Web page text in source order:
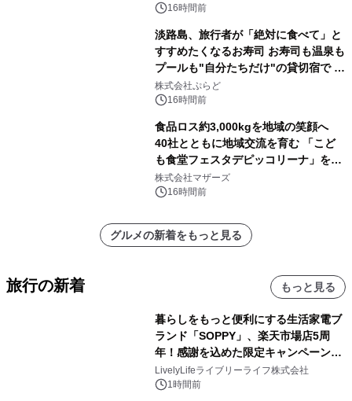
16時間前
淡路島、旅行者が「絶対に食べて」と
すすめたくなるお寿司 お寿司も温泉も
プールも"自分たちだけ"の貸切宿で 1
日1組限定「岩屋温泉 絵島別庭 海と
森」の握り寿司プラン
株式会社ぷらど
16時間前
食品ロス約3,000kgを地域の笑顔へ
40社とともに地域交流を育む 「こど
も食堂フェスタデピッコリーナ」を9
月5日(土)開催
株式会社マザーズ
16時間前
グルメの新着をもっと見る
旅行の新着 もっと見る
暮らしをもっと便利にする生活家電ブ
ランド「SOPPY」、楽天市場店5周
年！感謝を込めた限定キャンペーンを
8月10日より開催
LivelyLifeライブリーライフ株式会社
1時間前